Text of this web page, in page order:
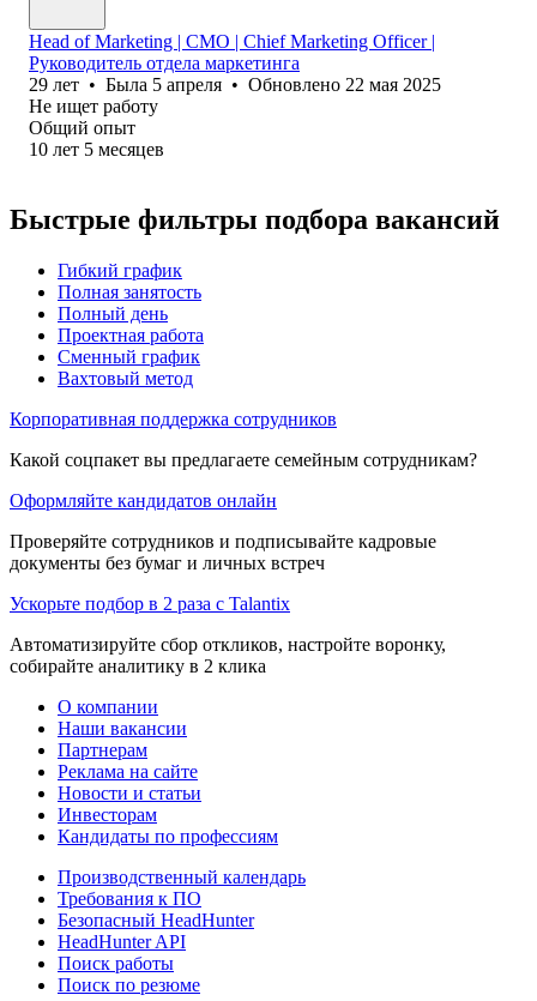
Head of Marketing | CMO | Chief Marketing Officer |
Руководитель отдела маркетинга
29 лет • Была 5 апреля • Обновлено 22 мая 2025
Не ищет работу
Общий опыт
10 лет 5 месяцев
Быстрые фильтры подбора вакансий
Гибкий график
Полная занятость
Полный день
Проектная работа
Сменный график
Вахтовый метод
Корпоративная поддержка сотрудников
Какой соцпакет вы предлагаете семейным сотрудникам?
Оформляйте кандидатов онлайн
Проверяйте сотрудников и подписывайте кадровые
документы без бумаг и личных встреч
Ускорьте подбор в 2 раза с Talantix
Автоматизируйте сбор откликов, настройте воронку,
собирайте аналитику в 2 клика
О компании
Наши вакансии
Партнерам
Реклама на сайте
Новости и статьи
Инвесторам
Кандидаты по профессиям
Производственный календарь
Требования к ПО
Безопасный HeadHunter
HeadHunter API
Поиск работы
Поиск по резюме